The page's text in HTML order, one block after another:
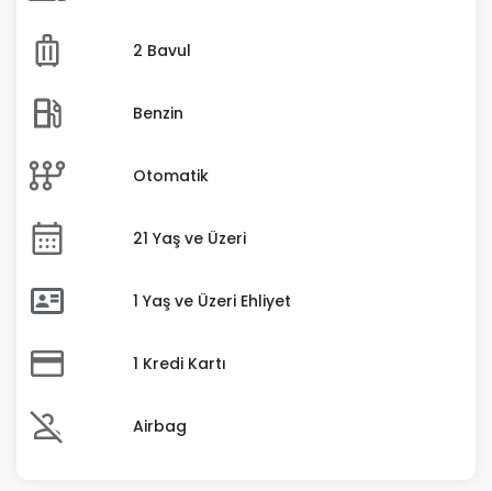
2 Bavul
Benzin
Otomatik
21 Yaş ve Üzeri
1 Yaş ve Üzeri Ehliyet
1 Kredi Kartı
Airbag